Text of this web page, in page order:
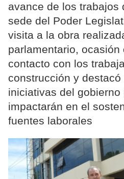
avance de los trabajos
sede del Poder
visita a la obra
parlamentario, ocasión
contacto con los
construcción y
iniciativas del gobierno
impactarán en el
fuentes laborales